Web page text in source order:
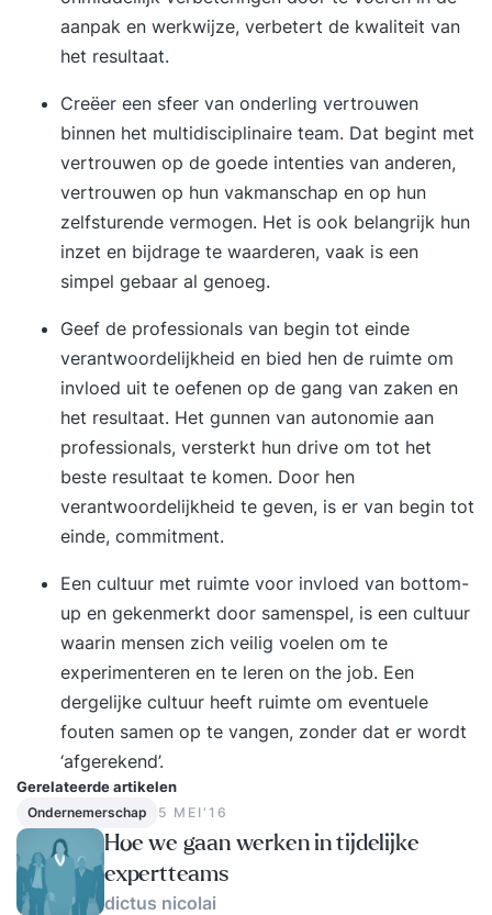
aanpak en werkwijze, verbetert de kwaliteit van
het resultaat.
Creëer een sfeer van onderling vertrouwen
binnen het multidisciplinaire team. Dat begint met
vertrouwen op de goede intenties van anderen,
vertrouwen op hun vakmanschap en op hun
zelfsturende vermogen. Het is ook belangrijk hun
inzet en bijdrage te waarderen, vaak is een
simpel gebaar al genoeg.
Geef de professionals van begin tot einde
verantwoordelijkheid en bied hen de ruimte om
invloed uit te oefenen op de gang van zaken en
het resultaat. Het gunnen van autonomie aan
professionals, versterkt hun drive om tot het
beste resultaat te komen. Door hen
verantwoordelijkheid te geven, is er van begin tot
einde, commitment.
Een cultuur met ruimte voor invloed van bottom-
up en gekenmerkt door samenspel, is een cultuur
waarin mensen zich veilig voelen om te
experimenteren en te leren on the job. Een
dergelijke cultuur heeft ruimte om eventuele
fouten samen op te vangen, zonder dat er wordt
‘afgerekend’.
Gerelateerde artikelen
Ondernemerschap 5 MEI‘16
Hoe we gaan werken in tijdelijke
expertteams
dictus nicolai